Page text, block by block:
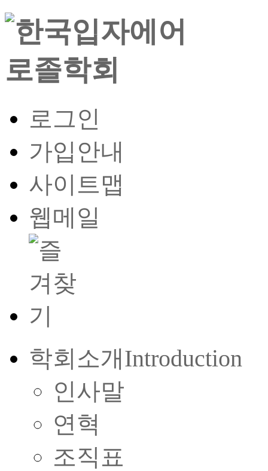
로그인
가입안내
사이트맵
웹메일
학회소개Introduction
인사말
연혁
조직표